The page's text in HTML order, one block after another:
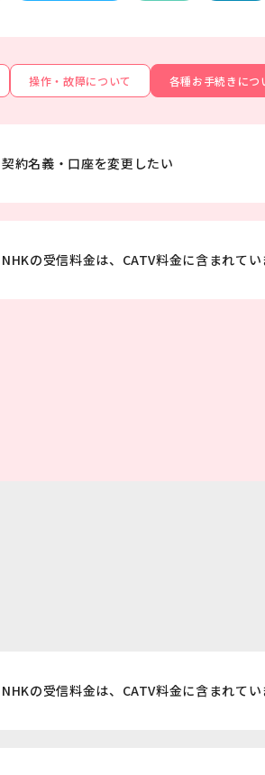
操作・故障について 各種お手続きにつ
契約名義・口座を変更したい
NHKの受信料金は、CATV料金に含まれてい
NHKの受信料金は、CATV料金に含まれてい